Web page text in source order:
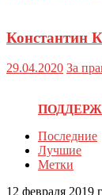
Константин
29.04.2020 За
Последние
Лучшие
Метки
12 февраля